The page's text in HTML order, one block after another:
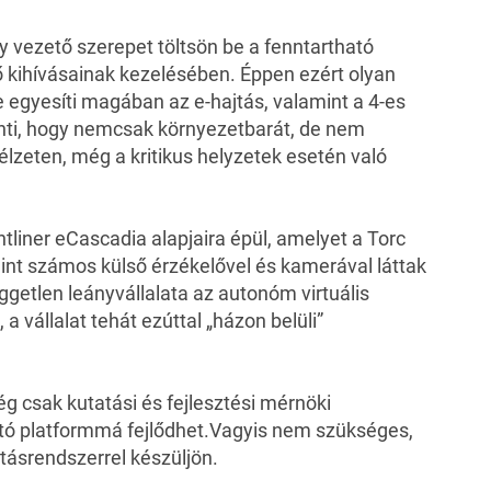
vezető szerepet töltsön be a fenntartható
kezelésében. Éppen ezért olyan
magában az e-hajtás, valamint a 4-es
hogy nemcsak környezetbarát, de nem
még a kritikus helyzetek esetén való
eCascadia alapjaira épül, amelyet a Torc
számos külső érzékelővel és kamerával láttak
leányvállalata az autonóm virtuális
vállalat tehát ezúttal „házon belüli”
csak kutatási és fejlesztési mérnöki
platformmá fejlődhet.Vagyis nem szükséges,
készüljön.